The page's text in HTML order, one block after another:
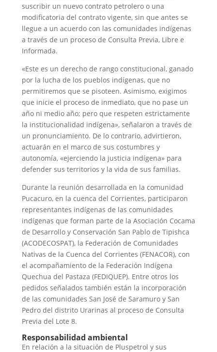
suscribir un nuevo contrato petrolero o una
modificatoria del contrato vigente, sin que antes se
llegue a un acuerdo con las comunidades indígenas
a través de un proceso de Consulta Previa, Libre e
Informada.
«Este es un derecho de rango constitucional, ganado
por la lucha de los pueblos indígenas, que no
permitiremos que se pisoteen. Asimismo, exigimos
que inicie el proceso de inmediato, que no pase un
año ni medio año; pero que respeten estrictamente
la institucionalidad indígena», señalaron a través de
un pronunciamiento. De lo contrario, advirtieron,
actuarán en el marco de sus costumbres y
autonomía, «ejerciendo la justicia indígena» para
defender sus territorios y la vida de sus familias.
Durante la reunión desarrollada en la comunidad
Pucacuro, en la cuenca del Corrientes, participaron
representantes indígenas de las comunidades
indígenas que forman parte de la Asociación Cocama
de Desarrollo y Conservación San Pablo de Tipishca
(ACODECOSPAT), la Federación de Comunidades
Nativas de la Cuenca del Corrientes (FENACOR), con
el acompañamiento de la Federación Indígena
Quechua del Pastaza (FEDIQUEP). Entre otros los
pedidos señalados también están la incorporación
de las comunidades San José de Saramuro y San
Pedro del distrito Urarinas al proceso de Consulta
Previa del Lote 8.
Responsabilidad ambiental
En relación a la situación de Pluspetrol y sus